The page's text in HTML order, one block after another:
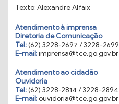
Texto: Alexandre Alfaix
Atendimento à imprensa
Diretoria de Comunicação
Tel:(62) 3228-2697 / 3228-2699
E-mail:imprensa@tce.go.gov.br
Atendimento ao cidadão
Ouvidoria
Tel:(62) 3228-2814 / 3228-2894
E-mail:ouvidoria@tce.go.gov.br